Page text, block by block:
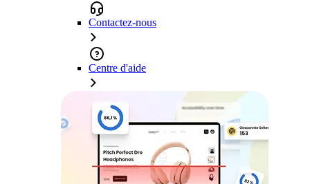
Contactez-nous
Centre d'aide